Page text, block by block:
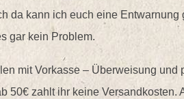
da kann ich euch eine
gar kein Problem.
mit Vorkasse – Überweisung und
50€ zahlt ihr keine Versandkosten.